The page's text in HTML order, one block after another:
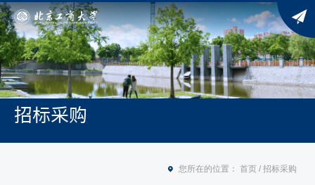
招标采购
您所在的位置： 首页 / 招标采购